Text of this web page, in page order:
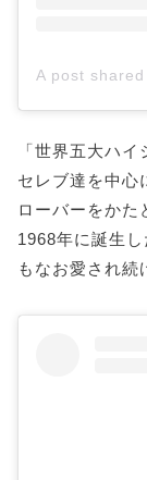
「世界五大ハ
セレブ達を中心
ローバーをかた
1968年に誕生
もなお愛され続